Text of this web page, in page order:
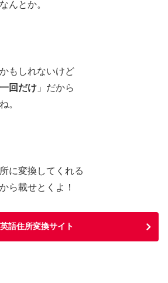
んとか。
もしれないけど
回だけ 」だから
。
に変換してくれる
ら載せとくよ！
英語住所変換サイト